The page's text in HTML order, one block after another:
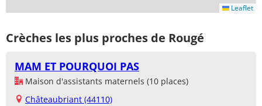
Leaflet
Crèches les plus proches de Rougé
MAM ET POURQUOI PAS
Maison d'assistants maternels (10 places)
Châteaubriant (44110)